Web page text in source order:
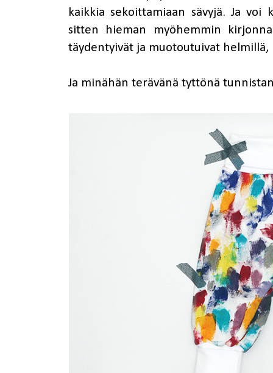
kaikkia sekoittamiaan sävyjä. Ja voi
sitten hieman myöhemmin
täydentyivät ja muotoutuivat
Ja minähän terävänä tyttönä